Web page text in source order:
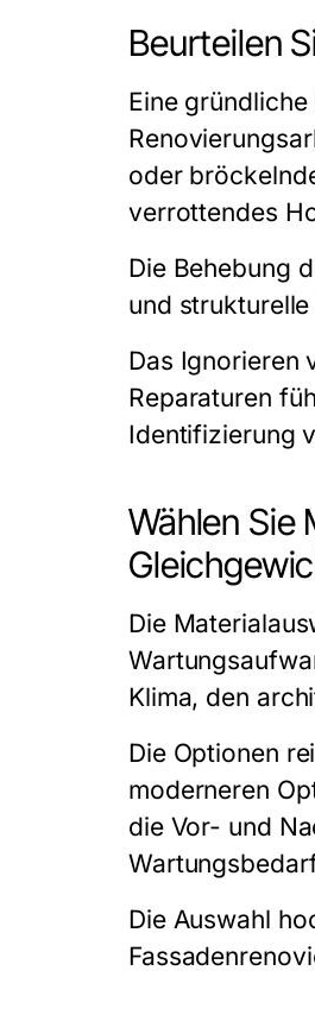
Beurteilen
Eine
oder
verrottendes
Die Behebung
und
Das Ignorieren
Reparaturen
Identifizierung
Wählen Sie
Die
Klima, den
Die Optionen
moderneren
die Vor- und
Die Auswahl